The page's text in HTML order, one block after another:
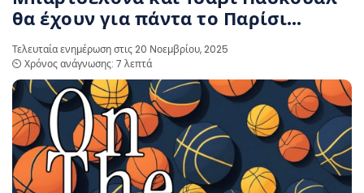
θα έχουν για πάντα το Παρίσι…
Τελευταία ενημέρωση στις 20 Νοεμβρίου, 2025
⏲️ Χρόνος ανάγνωσης: 7 λεπτά